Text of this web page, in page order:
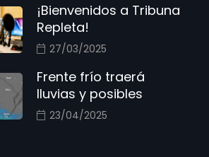
¡Bienvenidos a Tribuna
Repleta!
27/03/2025
Frente frío traerá
lluvias y posibles
23/04/2025